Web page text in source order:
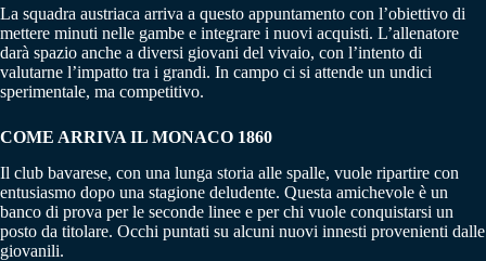
La squadra austriaca arriva a questo appuntamento con l’obiettivo di
mettere minuti nelle gambe e integrare i nuovi acquisti. L’allenatore
darà spazio anche a diversi giovani del vivaio, con l’intento di
valutarne l’impatto tra i grandi. In campo ci si attende un undici
sperimentale, ma competitivo.
COME ARRIVA IL MONACO 1860
Il club bavarese, con una lunga storia alle spalle, vuole ripartire con
entusiasmo dopo una stagione deludente. Questa amichevole è un
banco di prova per le seconde linee e per chi vuole conquistarsi un
posto da titolare. Occhi puntati su alcuni nuovi innesti provenienti dalle
giovanili.